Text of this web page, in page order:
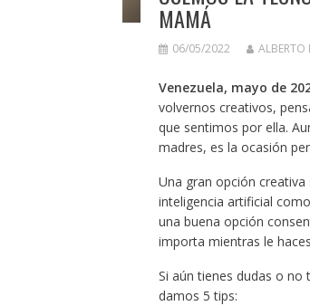
MAMÁ
06/05/2022 ALBERTO
Venezuela, mayo de
volvernos creativos,
que sentimos por ella.
madres, es la ocasión
Una gran opción
inteligencia artificial
una buena opción
importa mientras le
Si aún tienes dudas o no
damos 5 tips: